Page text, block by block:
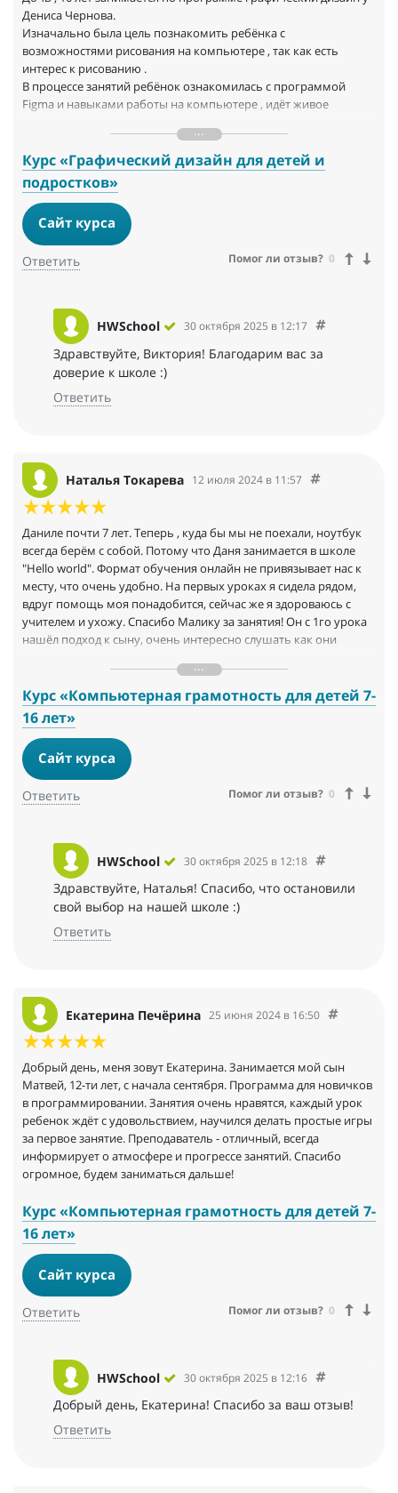
Дениса Чернова.
Изначально была цель познакомить ребёнка с
возможностями рисования на компьютере , так как есть
интерес к рисованию .
В процессе занятий ребёнок ознакомилась с программой
Figma и навыками работы на компьютере , идёт живое
процесс обучения.
Занимаемся 1,5 месяца.В результате каждого урока у ребёнка
получается картинка, настоящий шедевр .
Формат онлайн очень удобен. Грамотная организация и
напоминания о каждом уроке .
Курс «Графический дизайн для детей и
подростков»
Сайт курса
Ответить Помог ли отзыв? 0
HWSchool 30 октября 2025 в 12:17
Здравствуйте, Виктория! Благодарим вас за
доверие к школе :)
Ответить
Наталья Токарева 12 июля 2024 в 11:57
Даниле почти 7 лет. Теперь , куда бы мы не поехали, ноутбук
всегда берём с собой. Потому что Даня занимается в школе
"Hello world". Формат обучения онлайн не привязывает нас к
месту, что очень удобно. На первых уроках я сидела рядом,
вдруг помощь моя понадобится, сейчас же я здороваюсь с
учителем и ухожу. Спасибо Малику за занятия! Он с 1го урока
нашёл подход к сыну, очень интересно слушать как они
ребёнком и учителем
Курс «Компьютерная грамотность для детей 7-
16 лет»
Сайт курса
Ответить Помог ли отзыв? 0
HWSchool 30 октября 2025 в 12:18
Здравствуйте, Наталья! Спасибо, что остановили
свой выбор на нашей школе :)
Ответить
Екатерина Печёрина 25 июня 2024 в 16:50
Добрый день, меня зовут Екатерина. Занимается мой сын
Матвей, 12-ти лет, с начала сентября. Программа для новичков
в программировании. Занятия очень нравятся, каждый урок
ребенок ждёт с удовольствием, научился делать простые игры
за первое занятие. Преподаватель - отличный, всегда
информирует о атмосфере и прогрессе занятий. Спасибо
огромное, будем заниматься дальше!
Курс «Компьютерная грамотность для детей 7-
16 лет»
Сайт курса
Ответить Помог ли отзыв? 0
HWSchool 30 октября 2025 в 12:16
Добрый день, Екатерина! Спасибо за ваш отзыв!
Ответить